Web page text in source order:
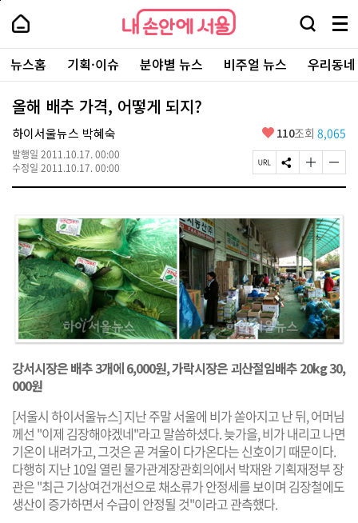
본
로
가
내
손
안
에
서
울
-
서
울
시
대
표
소
털
내
손
에
울
검
창
열
기
메
뉴
전
체
보
주
요
서
뉴스홈 기획·이슈 분야별 뉴스 비주얼 뉴스 우리동
올해 배추 가격, 어떻게 되지?
하이서울뉴스 박혜숙
발행일 2011.10.17. 00:00
수정일 2011.10.17. 00:00
좋
요
110조회 8,065
페
이
R
L
복
사
S
N
유
기
글
자
크
게
변
경
하
기
글
자
작
게
변
경
하
기
강서시장은 배추 3개에 6,000원, 가락시장은 괴산절임배추 20kg 30,
000원
[서울시 하이서울뉴스] 지난 주말 서울에 비가 쏟아지고 난 뒤, 어머님
께선 "이제 김장해야겠네"라고 말씀하셨다. 늦가을, 비가 내리고 나면
기온이 내려가고, 그것은 곧 겨울이 다가온다는 신호이기 때문이다.
다행히 지난 10일 열린 물가관계장관회의에서 박재완 기획재정부 장
관은 "최근 기상여건개선으로 채소류가 안정세를 보이며 김장철에도
생산이 증가하면서 수급이 안정될 것"이라고 관측했다.
페
상
단
로